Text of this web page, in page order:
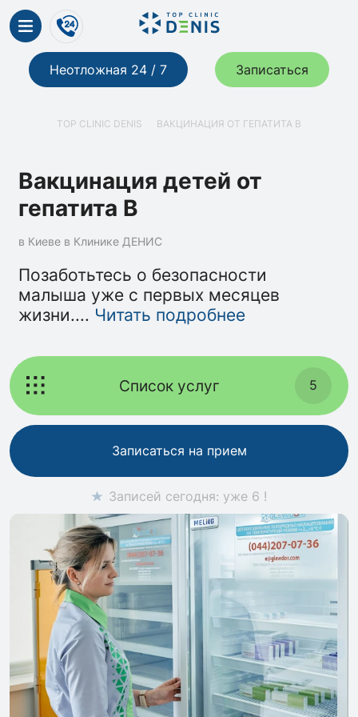
Неотложная 24 / 7 Записаться
TOP CLINIC DENIS ВАКЦИНАЦИЯ ОТ ГЕПАТИТА B
Вакцинация детей от
гепатита B
в Киеве в Клинике ДЕНИС
Позаботьтесь о безопасности
малыша уже с первых месяцев
жизни.... Читать подробнее
Список услуг 5
Записаться на прием
Записей сегодня: уже 6 !